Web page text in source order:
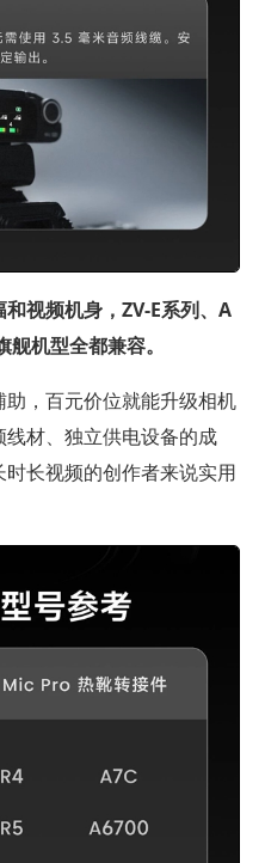
视频机身，ZV-E系列、A
机型全都兼容。
，百元价位就能升级相机
材、独立供电设备的成
长视频的创作者来说实用